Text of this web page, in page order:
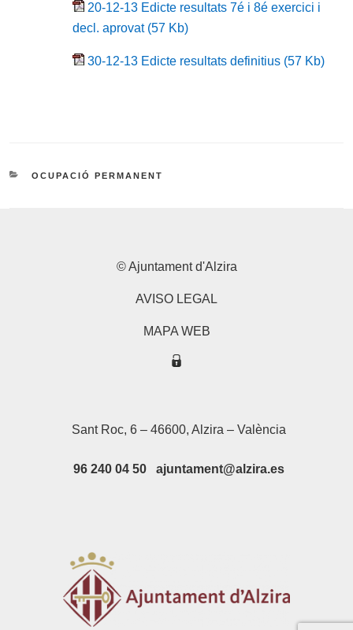
20-12-13 Edicte resultats 7é i 8é exercici i
decl. aprovat (57 Kb)
30-12-13 Edicte resultats definitius (57 Kb)
CATEGORIES
OCUPACIÓ PERMANENT
© Ajuntament d'Alzira
AVISO LEGAL
MAPA WEB
Sant Roc, 6 – 46600, Alzira – València
96 240 04 50 ajuntament@alzira.es